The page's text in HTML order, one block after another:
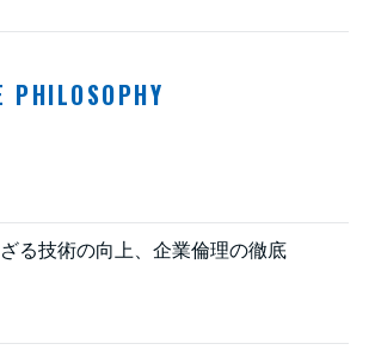
PHILOSOPHY
る技術の向上、企業倫理の徹底